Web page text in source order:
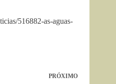
516882-as-aguas-
PRÓXIMO